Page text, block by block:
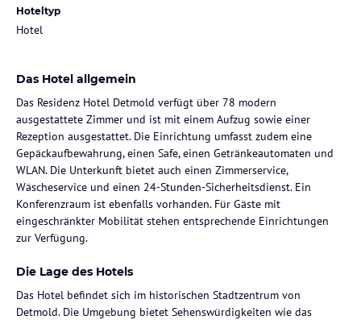
Hoteltyp
Hotel
Das Hotel allgemein
Das Residenz Hotel Detmold verfügt über 78 modern
ausgestattete Zimmer und ist mit einem Aufzug sowie einer
Rezeption ausgestattet. Die Einrichtung umfasst zudem eine
Gepäckaufbewahrung, einen Safe, einen Getränkeautomaten und
WLAN. Die Unterkunft bietet auch einen Zimmerservice,
Wäscheservice und einen 24-Stunden-Sicherheitsdienst. Ein
Konferenzraum ist ebenfalls vorhanden. Für Gäste mit
eingeschränkter Mobilität stehen entsprechende Einrichtungen
zur Verfügung.
Die Lage des Hotels
Das Hotel befindet sich im historischen Stadtzentrum von
Detmold. Die Umgebung bietet Sehenswürdigkeiten wie das